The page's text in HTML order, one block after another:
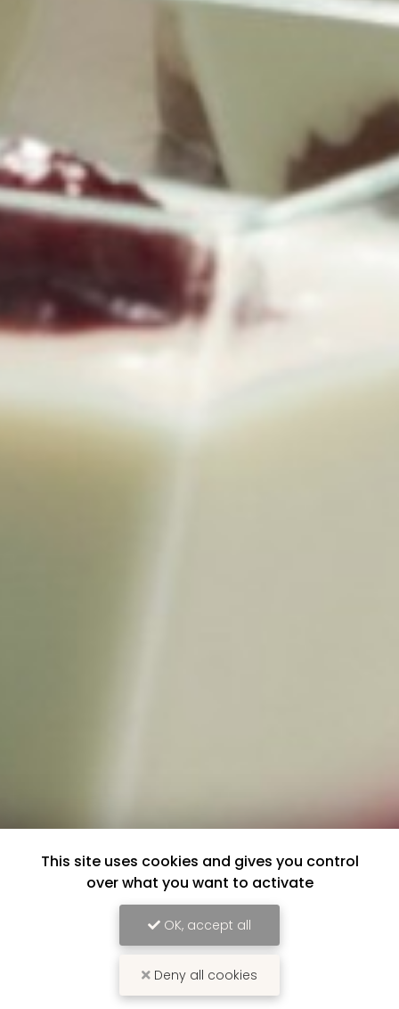
This site uses cookies and gives you control
over what you want to activate
OK, accept all
Deny all cookies